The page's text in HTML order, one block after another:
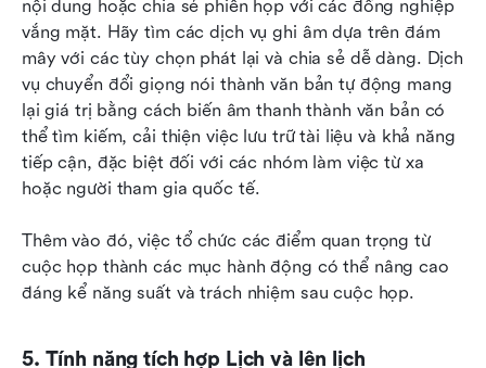
nội dung hoặc chia sẻ phiên họp với các đồng nghiệp
vắng mặt. Hãy tìm các dịch vụ ghi âm dựa trên đám
mây với các tùy chọn phát lại và chia sẻ dễ dàng. Dịch
vụ chuyển đổi giọng nói thành văn bản tự động mang
lại giá trị bằng cách biến âm thanh thành văn bản có
thể tìm kiếm, cải thiện việc lưu trữ tài liệu và khả năng
tiếp cận, đặc biệt đối với các nhóm làm việc từ xa
hoặc người tham gia quốc tế.
Thêm vào đó, việc tổ chức các điểm quan trọng từ
cuộc họp thành các mục hành động có thể nâng cao
đáng kể năng suất và trách nhiệm sau cuộc họp.
5. Tính năng tích hợp Lịch và lên lịch